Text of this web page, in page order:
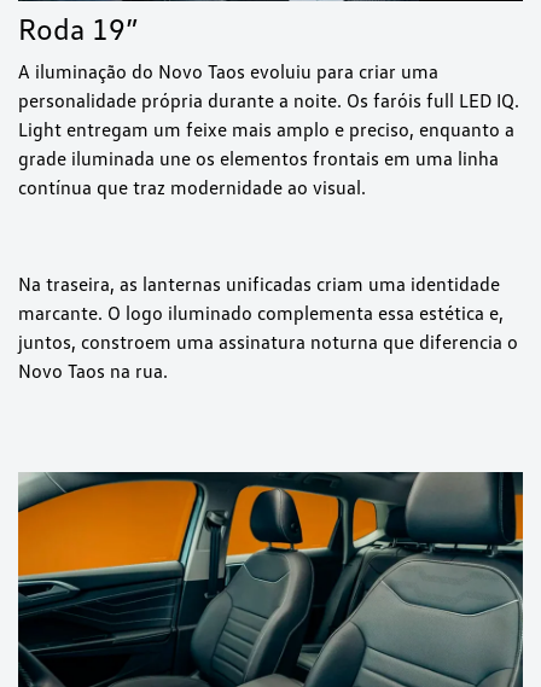
Roda 19”
A iluminação do Novo Taos evoluiu para criar uma
personalidade própria durante a noite. Os faróis full LED IQ.
Light entregam um feixe mais amplo e preciso, enquanto a
grade iluminada une os elementos frontais em uma linha
contínua que traz modernidade ao visual.
Na traseira, as lanternas unificadas criam uma identidade
marcante. O logo iluminado complementa essa estética e,
juntos, constroem uma assinatura noturna que diferencia o
Novo Taos na rua.